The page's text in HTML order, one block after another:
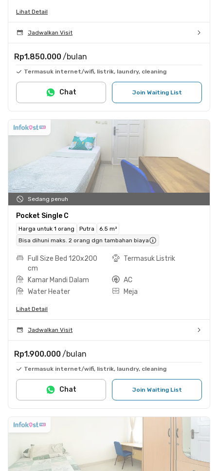
Lihat Detail
Jadwalkan Visit
Rp1.850.000 /bulan
Termasuk internet/wifi, listrik, laundry, cleaning
Join Waiting List
Chat
Sedang penuh
Pocket Single C
Harga untuk 1 orang Putra
6.5 m²
Bisa dihuni maks. 2 orang dgn tambahan biaya
Full Size Bed 120x200
cm
Termasuk Listrik
Kamar Mandi Dalam
AC
Water Heater
Meja
Lihat Detail
Jadwalkan Visit
Rp1.900.000 /bulan
Termasuk internet/wifi, listrik, laundry, cleaning
Join Waiting List
Chat